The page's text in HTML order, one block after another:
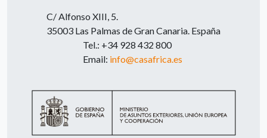
C/ Alfonso XIII, 5.
35003 Las Palmas de Gran Canaria. España
Tel.: +34 928 432 800
Email: info@casafrica.es